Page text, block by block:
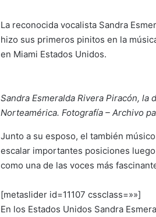
La reconocida vocalista Sandra
hizo sus primeros pinitos en la
en Miami Estados Unidos.
Sandra Esmeralda Rivera Piracón, la
Norteamérica. Fotografía – Archivo
Junto a su esposo, el también
escalar importantes posiciones
como una de las voces más
[metaslider id=11107 cssclass=»»]
En los Estados Unidos Sandra